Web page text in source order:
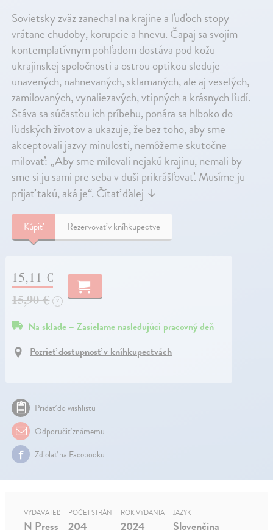
Sovietsky zväz zanechal na krajine a ľuďoch stopy
vrátane chudoby, korupcie a hnevu. Čapaj sa svojím
kontemplatívnym pohľadom dostáva pod kožu
ukrajinskej spoločnosti a ostrou optikou sleduje
unavených, nahnevaných, sklamaných, ale aj veselých,
zamilovaných, vynaliezavých, vtipných a krásnych ľudí.
Stáva sa súčasťou ich príbehu, ponára sa hlboko do
ľudských životov a ukazuje, že bez toho, aby sme
akceptovali jazvy minulosti, nemôžeme skutočne
milovať: „Aby sme milovali nejakú krajinu, nemali by
sme si ju sami pre seba v duši prikrášľovať. Musíme ju
prijať takú, aká je“.Čítať ďalej↓
Kúpiť Rezervovať v kníhkupectve
15,11 €
15,90 € ?
Na sklade – Zasielame nasledujúci pracovný deň
Pozrieť dostupnosť v kníhkupectvách
Pridať do wishlistu
Odporučiť známemu
Zdielať na Facebooku
VYDAVATEĽ
N Press
POČET STRÁN
204
ROK VYDANIA
2024
JAZYK
Slovenčina